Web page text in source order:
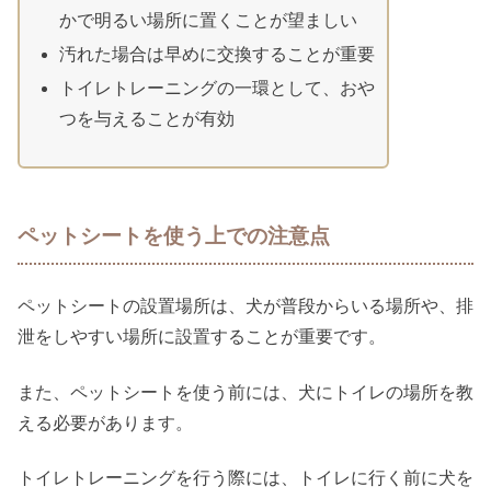
かで明るい場所に置くことが望ましい
汚れた場合は早めに交換することが重要
トイレトレーニングの一環として、おや
つを与えることが有効
ペットシートを使う上での注意点
ペットシートの設置場所は、犬が普段からいる場所や、排
泄をしやすい場所に設置することが重要です。
また、ペットシートを使う前には、犬にトイレの場所を教
える必要があります。
トイレトレーニングを行う際には、トイレに行く前に犬を